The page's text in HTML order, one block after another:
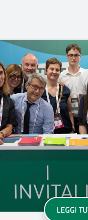
VOGLIONO
IMPRESE A TASSO
LEGGI